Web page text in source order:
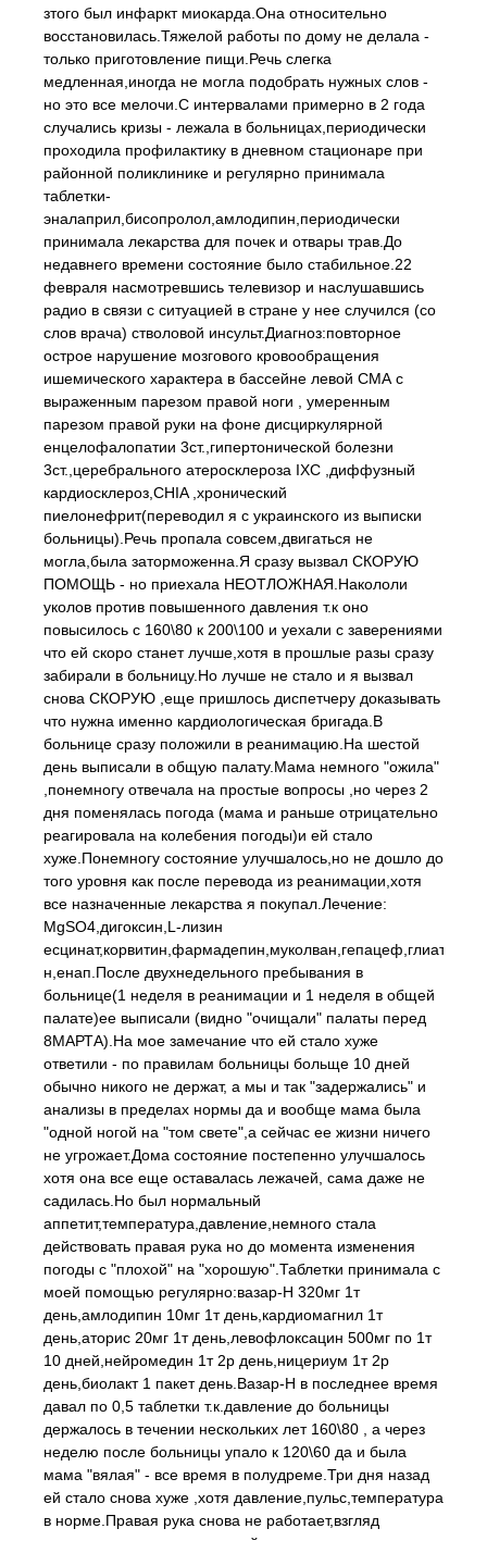
зтого был инфаркт миокарда.Она относительно
восстановилась.Тяжелой работы по дому не делала -
только приготовление пищи.Речь слегка
медленная,иногда не могла подобрать нужных слов -
но это все мелочи.С интервалами примерно в 2 года
случались кризы - лежала в больницах,периодически
проходила профилактику в дневном стационаре при
районной поликлинике и регулярно принимала
таблетки-
эналаприл,бисопролол,амлодипин,периодически
принимала лекарства для почек и отвары трав.До
недавнего времени состояние было стабильное.22
февраля насмотревшись телевизор и наслушавшись
радио в связи с ситуацией в стране у нее случился (со
слов врача) стволовой инсульт.Диагноз:повторное
острое нарушение мозгового кровообращения
ишемического характера в бассейне левой СМА с
выраженным парезом правой ноги , умеренным
парезом правой руки на фоне дисциркулярной
енцелофалопатии 3ст.,гипертонической болезни
3ст.,церебрального атеросклероза IXC ,диффузный
кардиосклероз,CHIA ,хронический
пиелонефрит(переводил я с украинского из выписки
больницы).Речь пропала совсем,двигаться не
могла,была заторможенна.Я сразу вызвал СКОРУЮ
ПОМОЩЬ - но приехала НЕОТЛОЖНАЯ.Накололи
уколов против повышенного давления т.к оно
повысилось с 160\80 к 200\100 и уехали с заверениями
что ей скоро станет лучше,хотя в прошлые разы сразу
забирали в больницу.Но лучше не стало и я вызвал
снова СКОРУЮ ,еще пришлось диспетчеру доказывать
что нужна именно кардиологическая бригада.В
больнице сразу положили в реанимацию.На шестой
день выписали в общую палату.Мама немного "ожила"
,понемногу отвечала на простые вопросы ,но через 2
дня поменялась погода (мама и раньше отрицательно
реагировала на колебения погоды)и ей стало
хуже.Понемногу состояние улучшалось,но не дошло до
того уровня как после перевода из реанимации,хотя
все назначенные лекарства я покупал.Лечение:
MgSO4,дигоксин,L-лизин
н,енап.После двухнедельного пребывания в
больнице(1 неделя в реанимации и 1 неделя в общей
палате)ее выписали (видно "очищали" палаты перед
8МАРТА).На мое замечание что ей стало хуже
ответили - по правилам больницы больще 10 дней
обычно никого не держат, а мы и так "задержались" и
анализы в пределах нормы да и вообще мама была
"одной ногой на "том свете",а сейчас ее жизни ничего
не угрожает.Дома состояние постепенно улучшалось
хотя она все еще оставалась лежачей, сама даже не
садилась.Но был нормальный
аппетит,температура,давление,немного стала
действовать правая рука но до момента изменения
погоды с "плохой" на "хорошую".Таблетки принимала с
моей помощью регулярно:вазар-Н 320мг 1т
день,амлодипин 10мг 1т день,кардиомагнил 1т
день,аторис 20мг 1т день,левофлоксацин 500мг по 1т
10 дней,нейромедин 1т 2р день,ницериум 1т 2р
день,биолакт 1 пакет день.Вазар-Н в последнее время
давал по 0,5 таблетки т.к.давление до больницы
держалось в течении нескольких лет 160\80 , а через
неделю после больницы упало к 120\60 да и была
мама "вялая" - все время в полудреме.Три дня назад
ей стало снова хуже ,хотя давление,пульс,температура
в норме.Правая рука снова не работает,взгляд